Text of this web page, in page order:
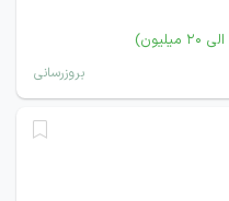
بروزرسانی